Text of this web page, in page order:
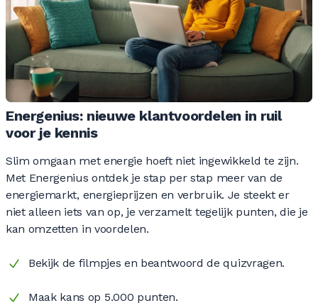
Energenius: nieuwe klantvoordelen in ruil
voor je kennis
Slim omgaan met energie hoeft niet ingewikkeld te zijn.
Met Energenius ontdek je stap per stap meer van de
energiemarkt, energieprijzen en verbruik. Je steekt er
niet alleen iets van op, je verzamelt tegelijk punten, die je
kan omzetten in voordelen.
Bekijk de filmpjes en beantwoord de quizvragen.
Maak kans op 5.000 punten.